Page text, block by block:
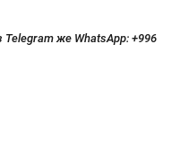
же WhatsApp: +996